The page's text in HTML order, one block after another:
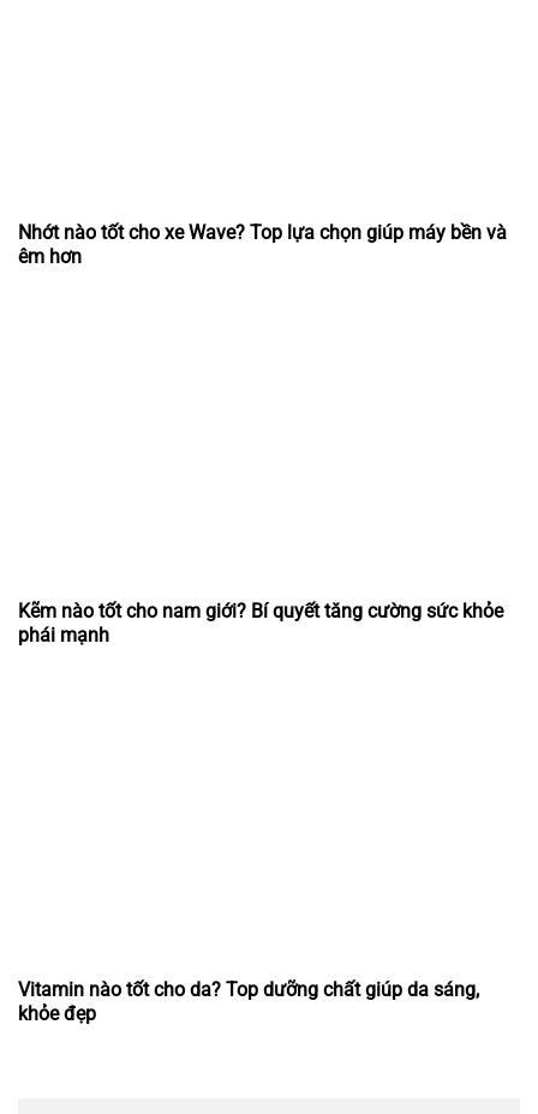
Nhớt nào tốt cho xe Wave? Top lựa chọn giúp máy bền và
êm hơn
Kẽm nào tốt cho nam giới? Bí quyết tăng cường sức khỏe
phái mạnh
Vitamin nào tốt cho da? Top dưỡng chất giúp da sáng,
khỏe đẹp